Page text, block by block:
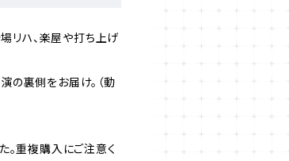
リハ、楽屋や打ち上げ
の裏側をお届け。（動
。重複購入にご注意く